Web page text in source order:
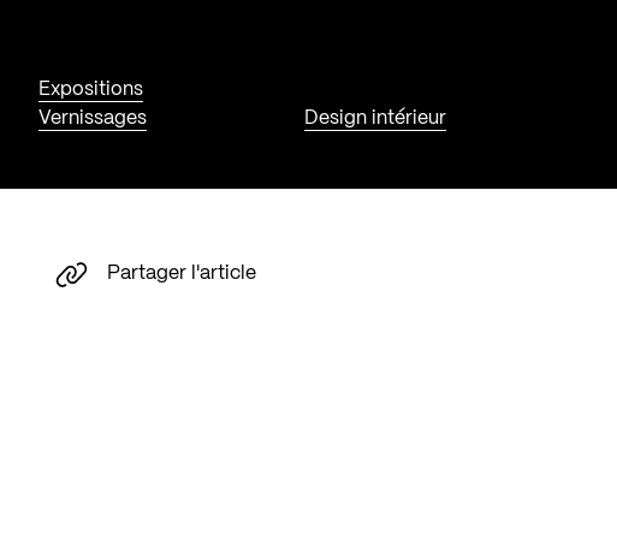
Expositions
Vernissages
Design intérieur
Partager l'article